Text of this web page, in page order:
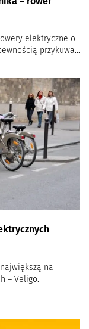
elektryczne o
przykuwa...
na
– Veligo.